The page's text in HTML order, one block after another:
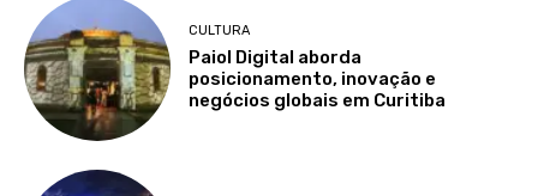
CULTURA
Paiol Digital aborda
posicionamento, inovação e
negócios globais em Curitiba